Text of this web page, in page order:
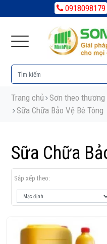
0918098179
Trang chủ Sơn theo thương
Sữa Chữa Bảo Vệ Bê Tông
Sữa Chữa
Sắp xếp theo: